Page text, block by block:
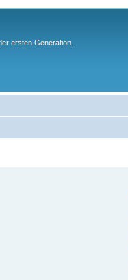
ersten Generation.